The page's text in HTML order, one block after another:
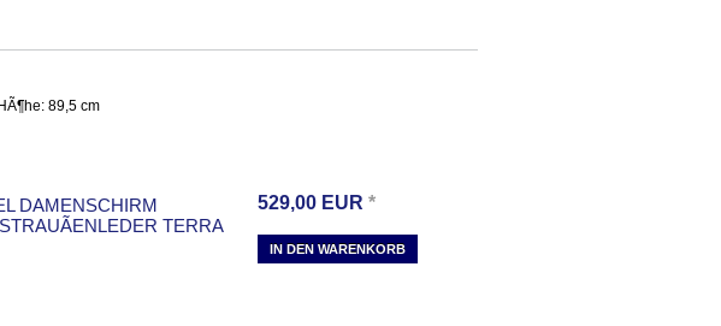
89,5 cm
DAMENSCHIRM
TERRA
529,00 EUR *
IN DEN WARENKORB